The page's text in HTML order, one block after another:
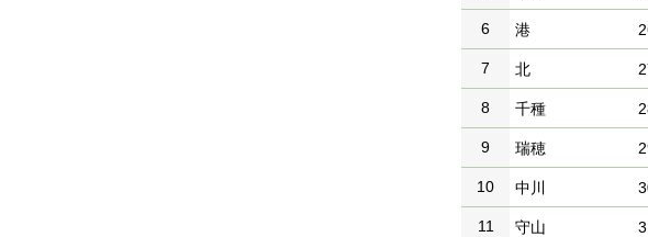
6 港
7 北
8 千種
9 瑞穂
10 中川
11 守山